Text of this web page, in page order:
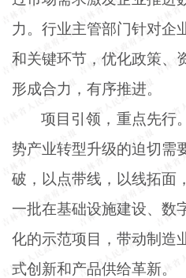
力。行业主管部门针对企
和关键环节，优化政策、
形成合力，有序推进。
项目引领，重点先行
势产业转型升级的迫切需
破，以点带线，以线拓面
一批在基础设施建设、数
化的示范项目，带动制造
式创新和产品供给革新。